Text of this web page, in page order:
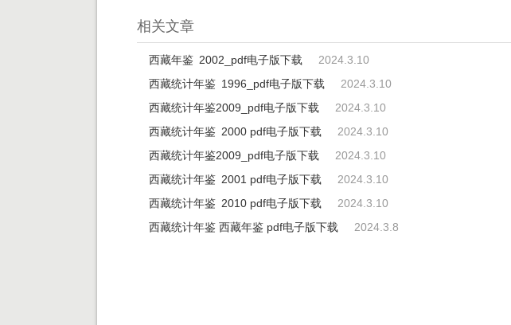
相关文章
西藏年鉴 2002_pdf电子版下载
2024.3.10
西藏统计年鉴 1996_pdf电子版下载
2024.3.10
西藏统计年鉴2009_pdf电子版下载
2024.3.10
西藏统计年鉴 2000 pdf电子版下载
2024.3.10
西藏统计年鉴2009_pdf电子版下载
2024.3.10
西藏统计年鉴 2001 pdf电子版下载
2024.3.10
西藏统计年鉴 2010 pdf电子版下载
2024.3.10
西藏统计年鉴 西藏年鉴 pdf电子版下载
2024.3.8